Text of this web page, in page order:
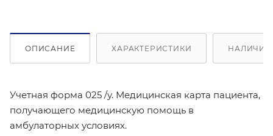
ОПИСАНИЕ ХАРАКТЕРИСТИКИ НАЛИЧИЕ
Учетная форма 025 /у. Медицинская карта пациента,
получающего медицинскую помощь в
амбулаторных условиях.